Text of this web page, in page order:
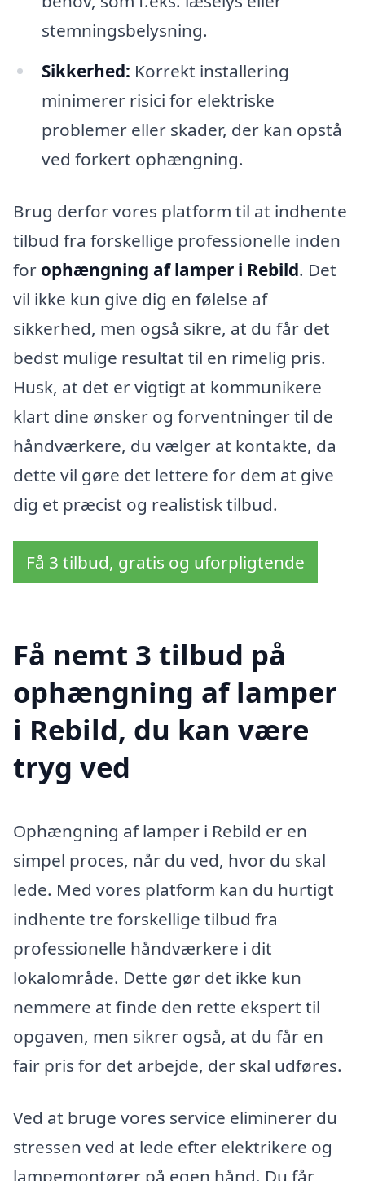
stemningsbelysning.
Sikkerhed: Korrekt installering
minimerer risici for elektriske
problemer eller skader, der kan opstå
ved forkert ophængning.
Brug derfor vores platform til at indhente
tilbud fra forskellige professionelle inden
for ophængning af lamper i Rebild. Det
vil ikke kun give dig en følelse af
sikkerhed, men også sikre, at du får det
bedst mulige resultat til en rimelig pris.
Husk, at det er vigtigt at kommunikere
klart dine ønsker og forventninger til de
håndværkere, du vælger at kontakte, da
dette vil gøre det lettere for dem at give
dig et præcist og realistisk tilbud.
Få 3 tilbud, gratis og uforpligtende
Få nemt 3 tilbud på
ophængning af lamper
i Rebild, du kan være
tryg ved
Ophængning af lamper i Rebild er en
simpel proces, når du ved, hvor du skal
lede. Med vores platform kan du hurtigt
indhente tre forskellige tilbud fra
professionelle håndværkere i dit
lokalområde. Dette gør det ikke kun
nemmere at finde den rette ekspert til
opgaven, men sikrer også, at du får en
fair pris for det arbejde, der skal udføres.
Ved at bruge vores service eliminerer du
stressen ved at lede efter elektrikere og
lampemontører på egen hånd. Du får